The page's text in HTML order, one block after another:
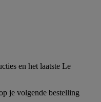
en het laatste Le
je volgende bestelling